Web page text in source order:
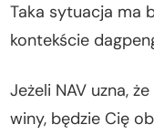
Taka sytuacja ma
kontekście
Jeżeli NAV uzna,
winy, będzie Cię